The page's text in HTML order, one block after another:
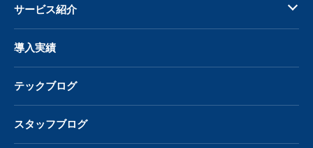
サービス紹介
導入実績
テックブログ
スタッフブログ